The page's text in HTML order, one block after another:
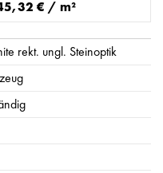
€ / m²
rekt. ungl. Steinoptik